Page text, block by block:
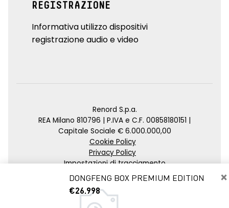
×
DONGFENG BOX PREMIUM EDITION
€26.998
REGISTRAZIONE
Informativa utilizzo dispositivi
registrazione audio e video
Renord S.p.a.
REA Milano 810796 | P.IVA e C.F. 00858180151 |
Capitale Sociale € 6.000.000,00
Cookie Policy
Privacy Policy
Impostazioni di tracciamento
Credits
Agenzia SEO